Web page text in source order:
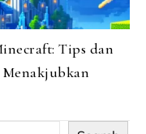
Tips dan